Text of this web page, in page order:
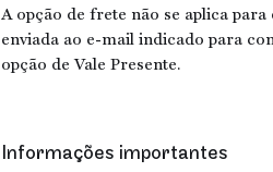
A opção de frete não se aplica
enviada ao e-mail indicado para
opção de Vale Presente.
Informações importantes